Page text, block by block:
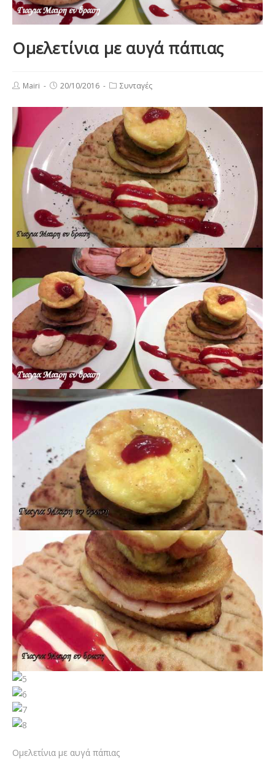
Ομελετίνια με αυγά πάπιας
PostMairi
Post20/10/2016
PostΣυνταγές
Ομελετίνια με αυγά πάπιας